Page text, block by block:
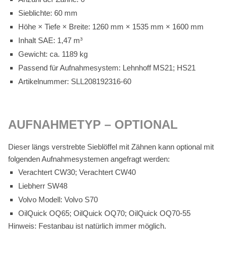
Sieb­lich­te: 60 mm
Höhe × Tie­fe × Brei­te: 1260 mm × 1535 mm × 1600 mm
In­halt SAE: 1,47 m³
Ge­wicht: ca. 1189 kg
Pas­send für Auf­nah­me­sys­tem: Lehn­hoff MS21; HS21
Ar­ti­kel­num­mer: SLL208192316-60
AUF­NAH­ME­TYP – OP­TIO­NAL
Die­ser längs ver­streb­te Sieb­löf­fel mit Zäh­nen kann op­tio­nal mit
fol­gen­den Auf­nah­me­sys­te­men an­ge­fragt wer­den:
Ver­ach­tert CW30; Ver­ach­tert CW40
Lieb­herr SW48
Vol­vo Mo­dell: Vol­vo S70
Oil­Quick OQ65; Oil­Quick OQ70; Oil­Quick OQ70-55
Hin­weis: Fest­an­bau ist na­tür­lich im­mer mög­lich.